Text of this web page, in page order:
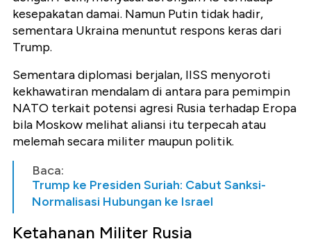
kesepakatan damai. Namun Putin tidak hadir,
sementara Ukraina menuntut respons keras dari
Trump.
Sementara diplomasi berjalan, IISS menyoroti
kekhawatiran mendalam di antara para pemimpin
NATO terkait potensi agresi Rusia terhadap Eropa
bila Moskow melihat aliansi itu terpecah atau
melemah secara militer maupun politik.
Baca:
Trump ke Presiden Suriah: Cabut Sanksi-
Normalisasi Hubungan ke Israel
Ketahanan Militer Rusia